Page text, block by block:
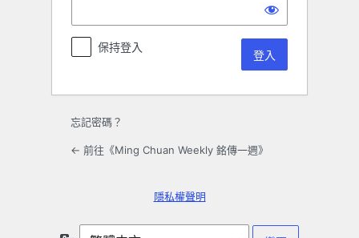
保持登入
忘記密碼？
← 前往《Ming Chuan Weekly 銘傳一週》
隱私權聲明